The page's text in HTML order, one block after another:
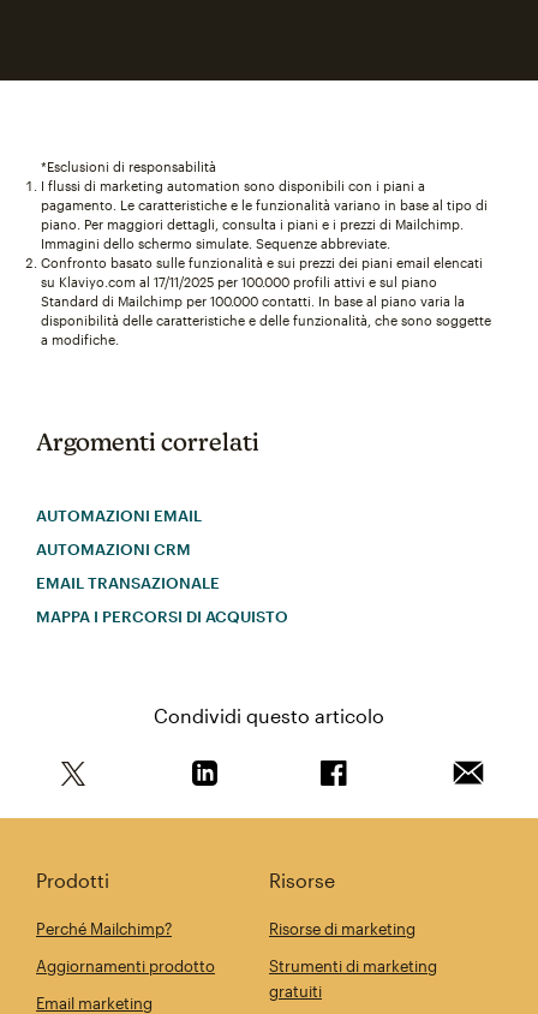
*Esclusioni di responsabilità
I flussi di marketing automation sono disponibili con i piani a
pagamento. Le caratteristiche e le funzionalità variano in base al tipo di
piano. Per maggiori dettagli, consulta i piani e i prezzi di Mailchimp.
Immagini dello schermo simulate. Sequenze abbreviate.
Confronto basato sulle funzionalità e sui prezzi dei piani email elencati
su Klaviyo.com al 17/11/2025 per 100.000 profili attivi e sul piano
Standard di Mailchimp per 100.000 contatti. In base al piano varia la
disponibilità delle caratteristiche e delle funzionalità, che sono soggette
a modifiche.
Argomenti correlati
AUTOMAZIONI EMAIL
AUTOMAZIONI CRM
EMAIL TRANSAZIONALE
MAPPA I PERCORSI DI ACQUISTO
Condividi questo articolo
Prodotti
Perché Mailchimp?
Aggiornamenti prodotto
Email marketing
Risorse
Risorse di marketing
Strumenti di marketing
gratuiti